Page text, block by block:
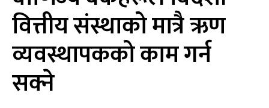
वित्तीय संस्थाको मात्रै ऋण
व्यवस्थापकको काम गर्न
सक्ने